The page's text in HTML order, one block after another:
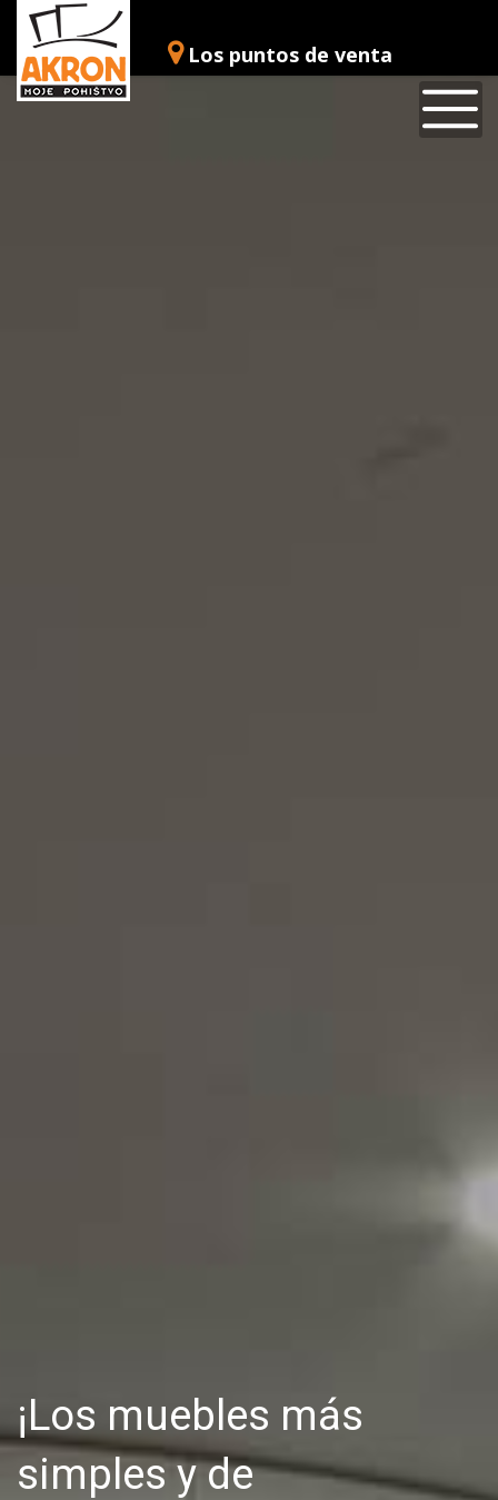
Los puntos de venta
¡Los muebles más
simples y de